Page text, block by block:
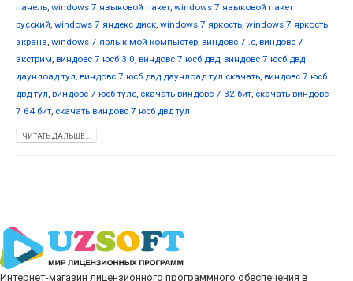
панель, windows 7 языковой пакет, windows 7 языковой пакет
русский, windows 7 яндекс диск, windows 7 яркость, windows 7 яркость
экрана, windows 7 ярлык мой компьютер, виндовс 7 .с, виндовс 7
экстрим, виндовс 7 юсб 3.0, виндовс 7 юсб двд, виндовс 7 юсб двд
даунлоад тул, виндовс 7 юсб двд даунлоад тул скачать, виндовс 7 юсб
двд тул, виндовс 7 юсб тулс, скачать виндовс 7 32 бит, скачать виндовс
7 64 бит, скачать виндовс 7 юсб двд тул
ЧИТАТЬ ДАЛЬШЕ...
Интернет-магазин лицензионного программного обеспечения в